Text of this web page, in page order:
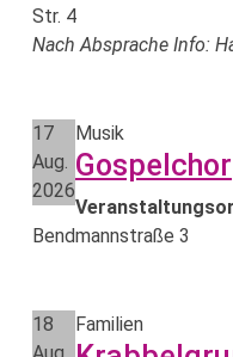
Str. 4
Nach Absprache Info:
17
Aug.
2026
Musik
Gospelchor
Bendmannstraße 3
18
Familien